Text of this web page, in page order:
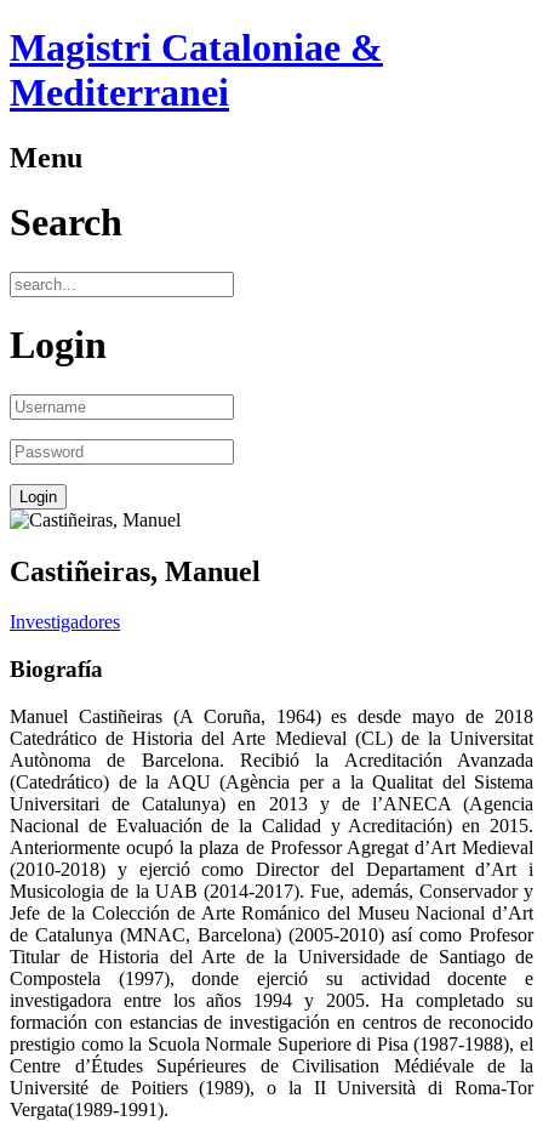
Magistri Cataloniae &
Mediterranei
Menu
Search
Login
Castiñeiras, Manuel
Investigadores
Biografía
Manuel Castiñeiras (A Coruña, 1964) es desde mayo de 2018
Catedrático de Historia del Arte Medieval (CL) de la Universitat
Autònoma de Barcelona. Recibió la Acreditación Avanzada
(Catedrático) de la AQU (Agència per a la Qualitat del Sistema
Universitari de Catalunya) en 2013 y de l’ANECA (Agencia
Nacional de Evaluación de la Calidad y Acreditación) en 2015.
Anteriormente ocupó la plaza de Professor Agregat d’Art Medieval
(2010-2018) y ejerció como Director del Departament d’Art i
Musicologia de la UAB (2014-2017). Fue, además, Conservador y
Jefe de la Colección de Arte Románico del Museu Nacional d’Art
de Catalunya (MNAC, Barcelona) (2005-2010) así como Profesor
Titular de Historia del Arte de la Universidade de Santiago de
Compostela (1997), donde ejerció su actividad docente e
investigadora entre los años 1994 y 2005. Ha completado su
formación con estancias de investigación en centros de reconocido
prestigio como la Scuola Normale Superiore di Pisa (1987-1988), el
Centre d’Études Supérieures de Civilisation Médiévale de la
Université de Poitiers (1989), o la II Università di Roma-Tor
Vergata(1989-1991).